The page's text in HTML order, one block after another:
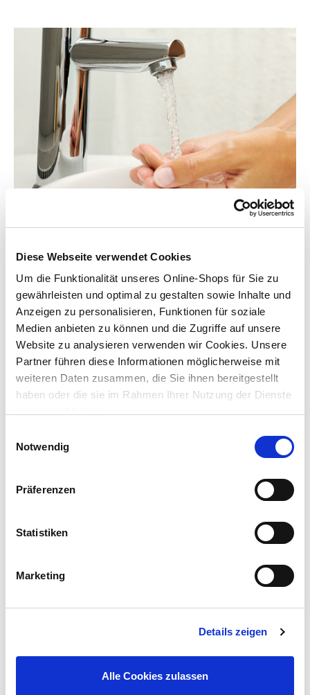
Diese Webseite verwendet Cookies
Um die Funktionalität unseres Online-Shops für Sie zu
gewährleisten und optimal zu gestalten sowie Inhalte und
Anzeigen zu personalisieren, Funktionen für soziale
Medien anbieten zu können und die Zugriffe auf unsere
Website zu analysieren verwenden wir Cookies. Unsere
Partner führen diese Informationen möglicherweise mit
weiteren Daten zusammen, die Sie ihnen bereitgestellt
haben oder die sie im Rahmen Ihrer Nutzung der Dienste
Notwendig
Präferenzen
Statistiken
Marketing
Details zeigen
Alle Cookies zulassen
kostbar. Genau aus diesem Grund ist ein bewusster Umgang
Wasserspareinsatzeskannst du bis zu 70 Prozent Wasser
sparen. Das ist somit eine einfache und effektive Möglichkeit, im
Alltag Wasser einzusparen, ohne auf Komfort verzichten zu
müssen.
Unser Tipp: Baue möglichst überall wassersparende
Einsätze in deine Armaturen ein und reduziere deinen
täglichen Wasserverbrauch im Haushalt spürbar. Die